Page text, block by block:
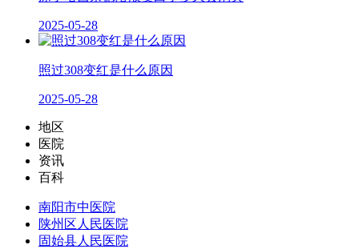
2025-05-28
照过308变红是什么原因
2025-05-28
地区
医院
资讯
百科
南阳市中医院
陕州区人民医院
固始县人民医院